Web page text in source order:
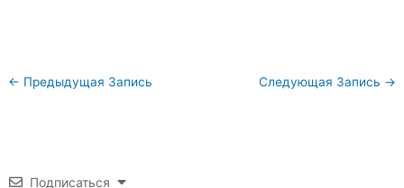
← Предыдущая Запись Следующая Запись →
Подписаться